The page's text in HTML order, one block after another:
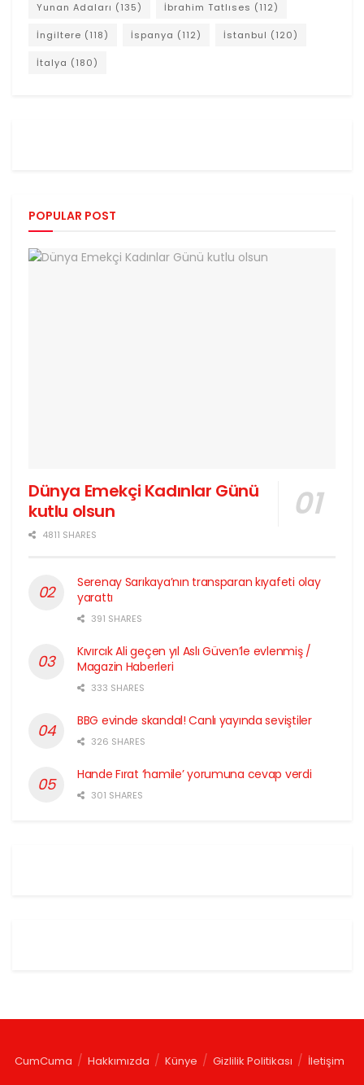
Yunan Adaları (135) İbrahim Tatlıses (112)
İngiltere (118) İspanya (112) İstanbul (120)
İtalya (180)
POPULAR POST
Dünya Emekçi Kadınlar Günü
kutlu olsun
4811 SHARES
Serenay Sarıkaya’nın transparan kıyafeti olay
yarattı
391 SHARES
Kıvırcık Ali geçen yıl Aslı Güven’le evlenmiş /
Magazin Haberleri
333 SHARES
BBG evinde skandal! Canlı yayında seviştiler
326 SHARES
Hande Fırat ‘hamile’ yorumuna cevap verdi
301 SHARES
CumCuma Hakkımızda Künye Gizlilik Politikası İletişim